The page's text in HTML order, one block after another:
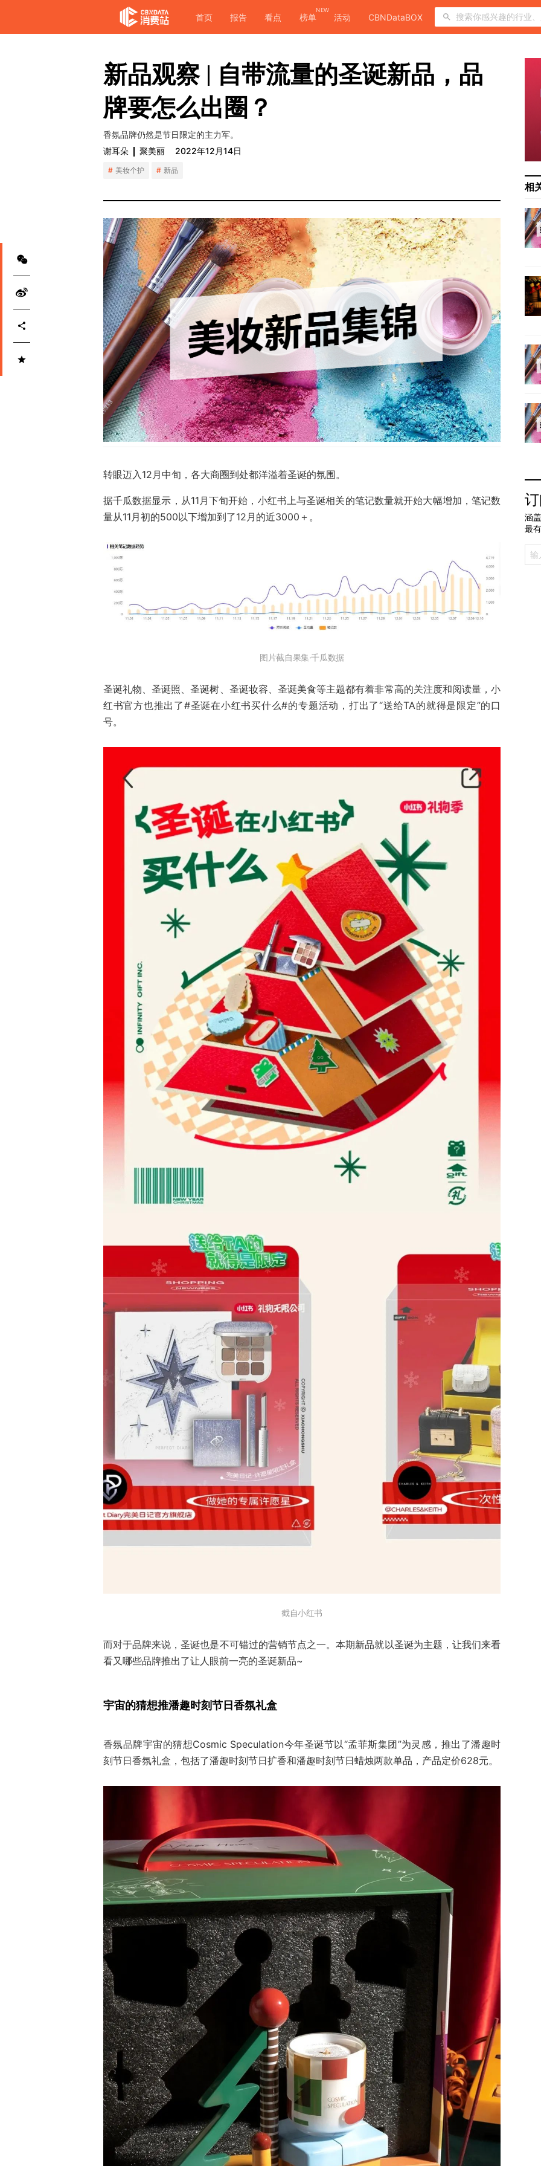
首页 报告 看点 榜单
NEW
活动 CBNDataBOX
新品观察 | 自带流量的圣诞新品，品
牌要怎么出圈？
香氛品牌仍然是节日限定的主力军。
谢耳朵
聚美丽 2022年12月14日
美妆个护 新品
转眼迈入12月中旬，各大商圈到处都洋溢着圣诞的氛围。
据千瓜数据显示，从11月下旬开始，小红书上与圣诞相关的笔记数量就开始大幅增加，笔记数
量从11月初的500以下增加到了12月的近3000＋。
图片截自果集·千瓜数据
圣诞礼物、圣诞照、圣诞树、圣诞妆容、圣诞美食等主题都有着非常高的关注度和阅读量，小
红书官方也推出了#圣诞在小红书买什么#的专题活动，打出了“送给TA的就得是限定”的口
号。
截自小红书
而对于品牌来说，圣诞也是不可错过的营销节点之一。本期新品就以圣诞为主题，让我们来看
看又哪些品牌推出了让人眼前一亮的圣诞新品~
宇宙的猜想推潘趣时刻节日香氛礼盒
香氛品牌宇宙的猜想Cosmic Speculation今年圣诞节以“孟菲斯集团”为灵感，推出了潘趣时
刻节日香氛礼盒，包括了潘趣时刻节日扩香和潘趣时刻节日蜡烛两款单品，产品定价628元。
相
涵
最